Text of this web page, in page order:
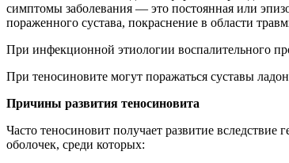
симптомы заболевания — это постоянная или
пораженного сустава, покраснение в области
При инфекционной этиологии воспалительного
При теносиновите могут поражаться суставы
Причины развития теносиновита
Часто теносиновит получает развитие
оболочек, среди которых: